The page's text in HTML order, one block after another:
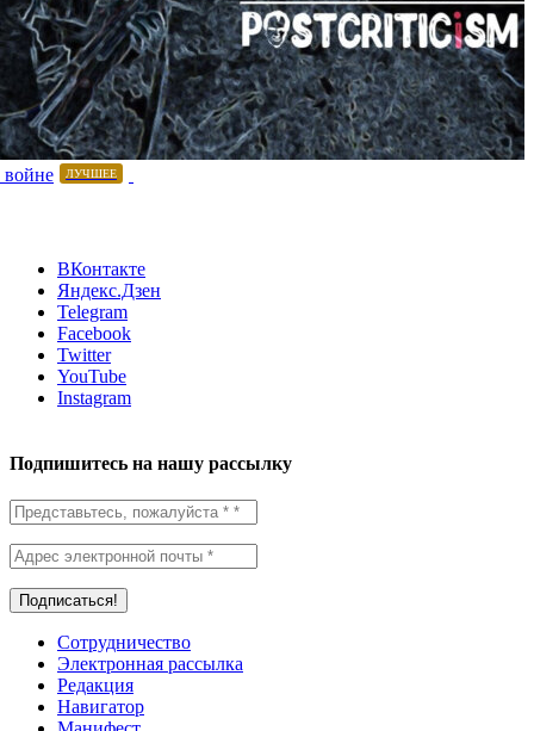
ЛУЧШЕЕ
ВКонтакте
Яндекс.Дзен
Telegram
Facebook
Twitter
YouTube
Instagram
Подпишитесь на нашу рассылку
Сотрудничество
Электронная рассылка
Редакция
Навигатор